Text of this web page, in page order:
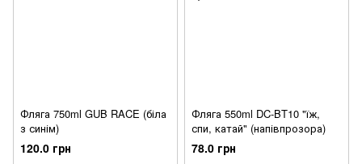
Фляга 750ml GUB RACE (біла
з синім)
120.0 грн
Фляга 550ml DC-BT10 "їж,
спи, катай" (напівпрозора)
78.0 грн